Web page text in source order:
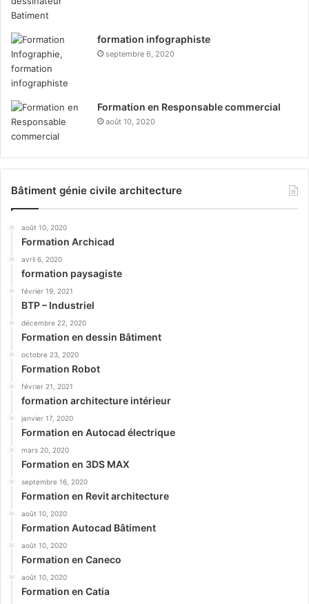
formation infographiste
septembre 6, 2020
Formation en Responsable commercial
août 10, 2020
Bâtiment génie civile architecture
août 10, 2020
Formation Archicad
avril 6, 2020
formation paysagiste
février 19, 2021
BTP – Industriel
décembre 22, 2020
Formation en dessin Bâtiment
octobre 23, 2020
Formation Robot
février 21, 2021
formation architecture intérieur
janvier 17, 2020
Formation en Autocad électrique
mars 20, 2020
Formation en 3DS MAX
septembre 16, 2020
Formation en Revit architecture
août 10, 2020
Formation Autocad Bâtiment
août 10, 2020
Formation en Caneco
août 10, 2020
Formation en Catia